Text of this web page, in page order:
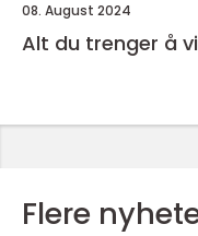
08. August 2024
Alt du trenger å
Flere